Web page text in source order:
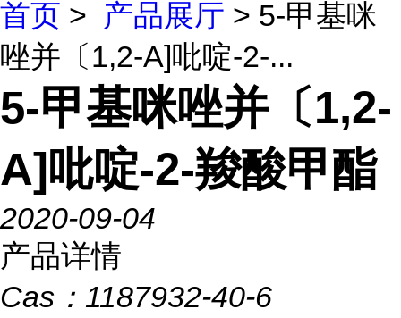
首页 > 产品展厅 > 5-甲基咪
唑并〔1,2-A]吡啶-2-...
5-甲基咪唑并〔1,2-
A]吡啶-2-羧酸甲酯
2020-09-04
产品详情
Cas： 1187932-40-6